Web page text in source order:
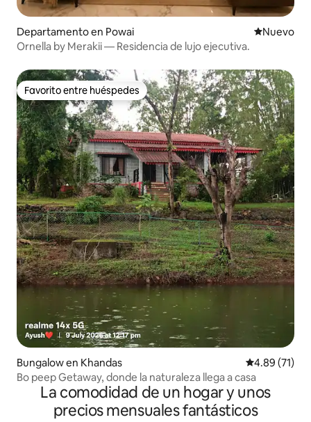
Departamento en Powai Nuevo
Nuevo
Ornella by Merakii — Residencia de lujo ejecutiva.
Favorito entre huéspedes
Favorito entre huéspedes
Bungalow en Khandas Calificación
4.89 (71)
Bo peep Getaway, donde la naturaleza llega a casa
La comodidad de un hogar y unos
precios mensuales fantásticos